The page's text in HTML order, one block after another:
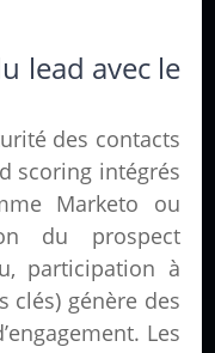
lead avec le
des contacts
scoring intégrés
Marketo ou
du prospect
participation à
clés) génère des
Les